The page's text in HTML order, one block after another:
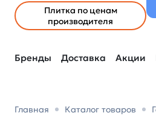
Плитка по ценам
производителя
Бренды Доставка Акции
Главная Каталог товаров